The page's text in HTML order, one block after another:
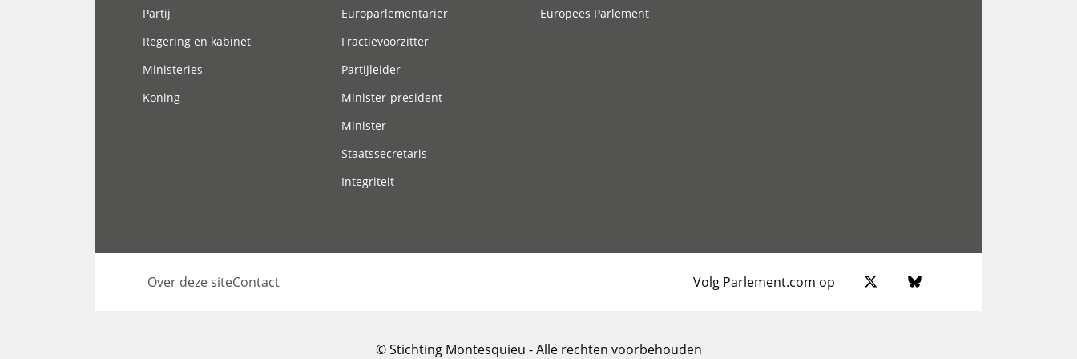
Partij
Regering en kabinet
Ministeries
Koning
Europarlementariër
Fractievoorzitter
Partijleider
Minister-president
Minister
Staatssecretaris
Integriteit
Europees Parlement
Over deze siteContact Volg Parlement.com op
© Stichting Montesquieu - Alle rechten voorbehouden